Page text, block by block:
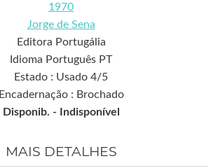
1970
Jorge de Sena
Editora Portugália
Idioma Português PT
Estado : Usado 4/5
Encadernação : Brochado
Disponib. -
Indisponível
MAIS DETALHES